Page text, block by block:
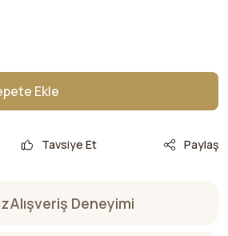
Ekle
Tavsiye Et Paylaş
Alışveriş Deneyimi